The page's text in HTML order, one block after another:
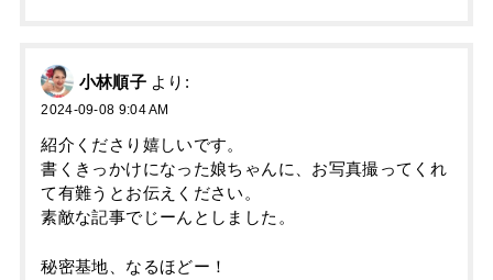
小林順子 より:
2024-09-08 9:04 AM
紹介くださり嬉しいです。
書くきっかけになった娘ちゃんに、お写真撮ってくれ
て有難うとお伝えください。
素敵な記事でじーんとしました。
秘密基地、なるほどー！